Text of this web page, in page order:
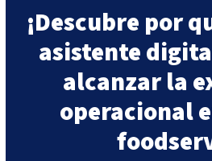
¡Descubre por
asistente
alcanzar la
operacional